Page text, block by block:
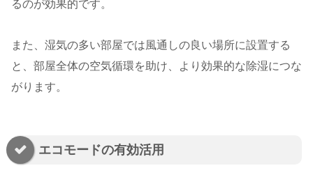
るのが効果的です。
また、湿気の多い部屋では風通しの良い場所に設置する
と、部屋全体の空気循環を助け、より効果的な除湿につな
がります。
エコモードの有効活用